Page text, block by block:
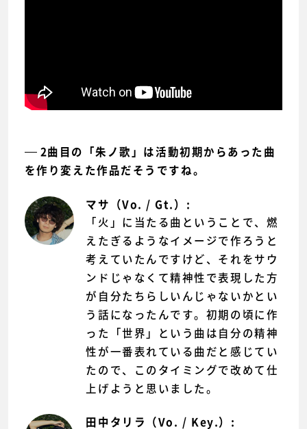
2曲目の「朱ノ歌」は活動初期からあった曲
を作り変えた作品だそうですね。
マサ（Vo. / Gt.）:
「火」に当たる曲ということで、燃
えたぎるようなイメージで作ろうと
考えていたんですけど、それをサウ
ンドじゃなくて精神性で表現した方
が自分たちらしいんじゃないかとい
う話になったんです。初期の頃に作
った「世界」という曲は自分の精神
性が一番表れている曲だと感じてい
たので、このタイミングで改めて仕
上げようと思いました。
田中タリラ（Vo. / Key.）: